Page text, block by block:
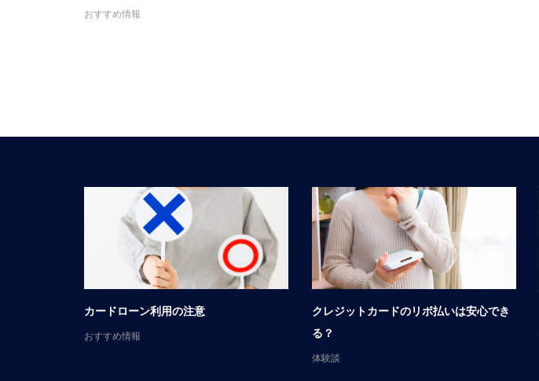
おすすめ情報
カードローン利用の注意
おすすめ情報
クレジットカードのリボ払いは安心でき
る？
体験談